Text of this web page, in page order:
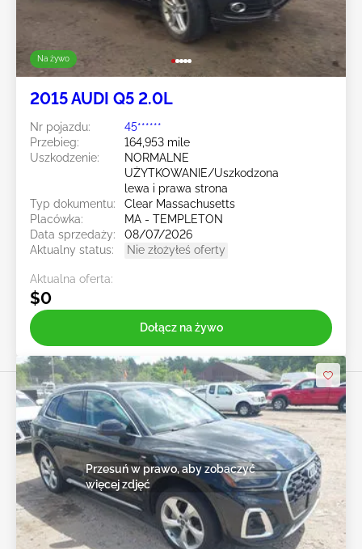
Na żywo
2015 AUDI Q5 2.0L
Nr pojazdu:
45******
Przebieg:
164,953 mile
Uszkodzenie:
NORMALNE
UŻYTKOWANIE/Uszkodzona
lewa i prawa strona
Typ dokumentu:
Clear Massachusetts
Placówka:
MA - TEMPLETON
Data sprzedaży:
08/07/2026
Aktualny status:
Nie złożyłeś oferty
Aktualna oferta:
$0
Dołącz na żywo
Przesuń w prawo, aby zobaczyć
więcej zdjęć